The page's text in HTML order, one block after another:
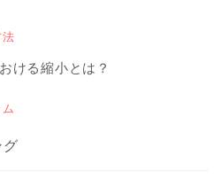
法
ける縮小とは？
グ